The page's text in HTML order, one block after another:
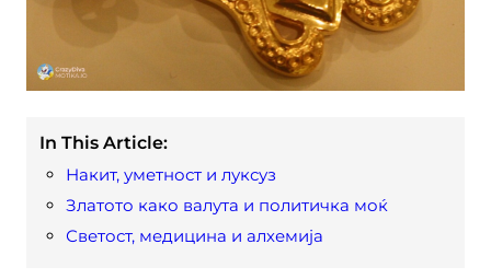
In This Article:
Накит, уметност и луксуз
Златото како валута и политичка моќ
Светост, медицина и алхемија